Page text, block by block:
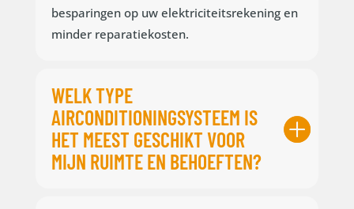
besparingen op uw elektriciteitsrekening en
minder reparatiekosten.
WELK TYPE
AIRCONDITIONINGSYSTEEM IS
HET MEEST GESCHIKT VOOR
MIJN RUIMTE EN BEHOEFTEN?